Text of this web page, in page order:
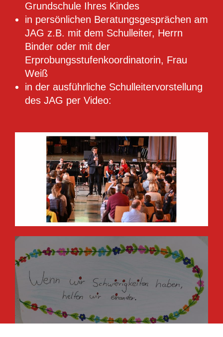
Grundschule Ihres Kindes
in persönlichen Beratungsgesprächen am
JAG z.B. mit dem Schulleiter, Herrn
Binder oder mit der
Erprobungsstufenkoordinatorin, Frau
Weiß
in der ausführliche Schulleitervorstellung
des JAG per Video:
FAQ
Ihre Frage